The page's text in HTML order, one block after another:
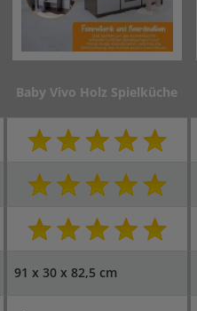
Baby Vivo Holz Spielküche
91 x 30 x 82,5 cm